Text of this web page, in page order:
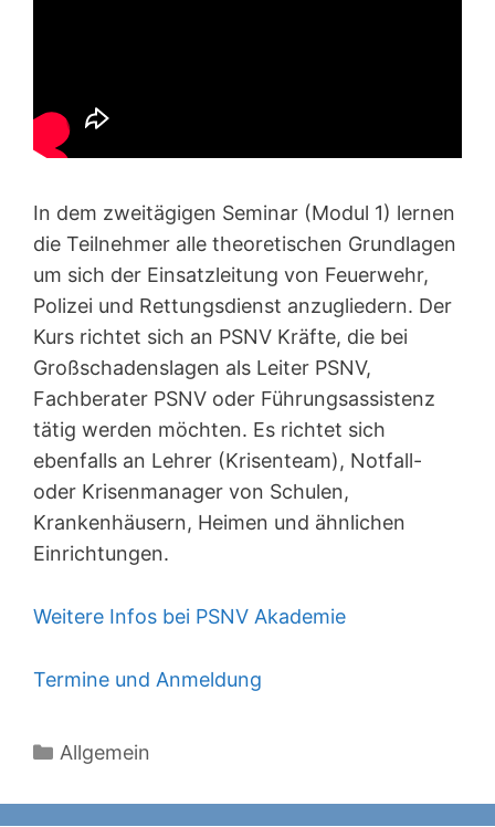
In dem zweitägigen Seminar (Modul 1) lernen
die Teilnehmer alle theoretischen Grundlagen
um sich der Einsatzleitung von Feuerwehr,
Polizei und Rettungsdienst anzugliedern. Der
Kurs richtet sich an PSNV Kräfte, die bei
Großschadenslagen als Leiter PSNV,
Fachberater PSNV oder Führungsassistenz
tätig werden möchten. Es richtet sich
ebenfalls an Lehrer (Krisenteam), Notfall-
oder Krisenmanager von Schulen,
Krankenhäusern, Heimen und ähnlichen
Einrichtungen.
Weitere Infos bei PSNV Akademie
Termine und Anmeldung
Kategorien
Allgemein